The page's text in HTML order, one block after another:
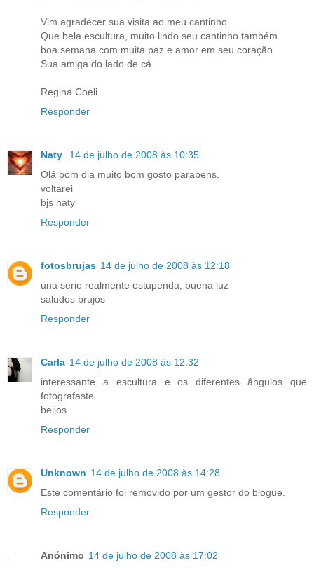
Vim agradecer sua visita ao meu cantinho.
Que bela escultura, muito lindo seu cantinho também.
boa semana com muita paz e amor em seu coração.
Sua amiga do lado de cá.
Regina Coeli.
Responder
Naty
14 de julho de 2008 às 10:35
Olá bom dia muito bom gosto parabens.
voltarei
bjs naty
Responder
fotosbrujas 14 de julho de 2008 às 12:18
una serie realmente estupenda, buena luz
saludos brujos
Responder
Carla 14 de julho de 2008 às 12:32
interessante a escultura e os diferentes ângulos que
fotografaste
beijos
Responder
Unknown 14 de julho de 2008 às 14:28
Este comentário foi removido por um gestor do blogue.
Responder
Anónimo 14 de julho de 2008 às 17:02